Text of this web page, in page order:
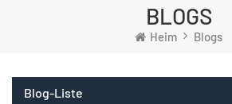
BLOGS
Heim Blogs
Blog-Liste